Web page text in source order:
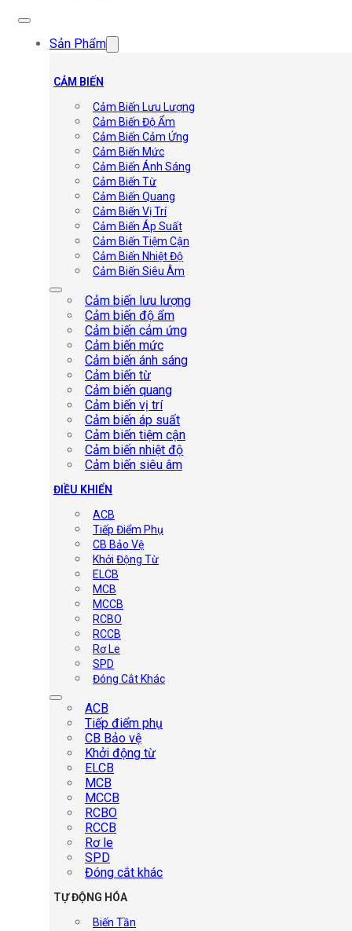
Sản Phẩm
CẢM BIẾN
Cảm Biến Lưu Lượng
Cảm Biến Độ Ẩm
Cảm Biến Cảm Ứng
Cảm Biến Mức
Cảm Biến Ánh Sáng
Cảm Biến Từ
Cảm Biến Quang
Cảm Biến Vị Trí
Cảm Biến Áp Suất
Cảm Biến Tiệm Cận
Cảm Biến Nhiệt Độ
Cảm Biến Siêu Âm
Cảm biến lưu lượng
Cảm biến độ ẩm
Cảm biến cảm ứng
Cảm biến mức
Cảm biến ánh sáng
Cảm biến từ
Cảm biến quang
Cảm biến vị trí
Cảm biến áp suất
Cảm biến tiệm cận
Cảm biến nhiệt độ
Cảm biến siêu âm
ĐIỀU KHIỂN
ACB
Tiếp Điểm Phụ
CB Bảo Vệ
Khởi Động Từ
ELCB
MCB
MCCB
RCBO
RCCB
Rơ Le
SPD
Đóng Cắt Khác
ACB
Tiếp điểm phụ
CB Bảo vệ
Khởi động từ
ELCB
MCB
MCCB
RCBO
RCCB
Rơ le
SPD
Đóng cắt khác
TỰ ĐỘNG HÓA
Biến Tần